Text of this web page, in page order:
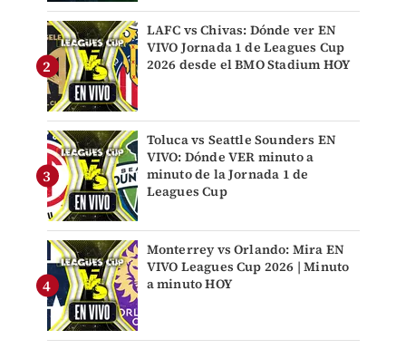
LAFC vs Chivas: Dónde ver EN
VIVO Jornada 1 de Leagues Cup
2026 desde el BMO Stadium HOY
Toluca vs Seattle Sounders EN
VIVO: Dónde VER minuto a
minuto de la Jornada 1 de
Leagues Cup
Monterrey vs Orlando: Mira EN
VIVO Leagues Cup 2026 | Minuto
a minuto HOY